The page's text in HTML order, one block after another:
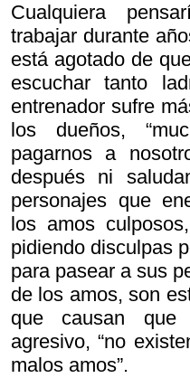
Cualquiera
trabajar durante
está agotado de
escuchar tanto
entrenador sufre
los dueños,
pagarnos a
después ni
personajes que
los amos
pidiendo disculpas
para pasear a sus
de los amos, son
que causan
agresivo, “no
malos amos”.